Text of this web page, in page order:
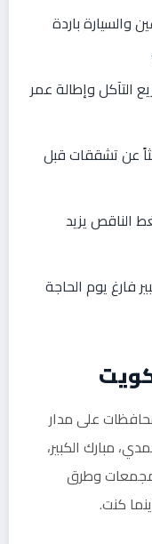
باردة
10,000 كم لتوزيع التآكل وإطالة عمر
عن تشققات قبل
الناقص يزيد
فارغ يوم الحاجة
على مدار
مبارك الكبير،
وطرق
كنت.